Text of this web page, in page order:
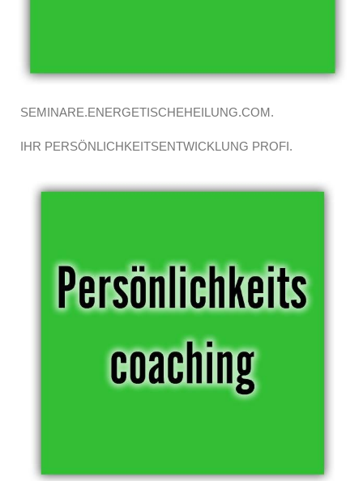
SEMINARE.ENERGETISCHEHEILUNG.COM.
IHR PERSÖNLICHKEITSENTWICKLUNG PROFI.